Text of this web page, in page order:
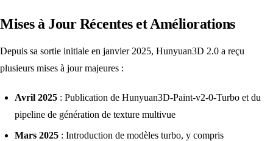
Mises à Jour Récentes et Améliorations
Depuis sa sortie initiale en janvier 2025, Hunyuan3D 2.0 a reçu
plusieurs mises à jour majeures :
Avril 2025 : Publication de Hunyuan3D-Paint-v2-0-Turbo et du
pipeline de génération de texture multivue
Mars 2025 : Introduction de modèles turbo, y compris